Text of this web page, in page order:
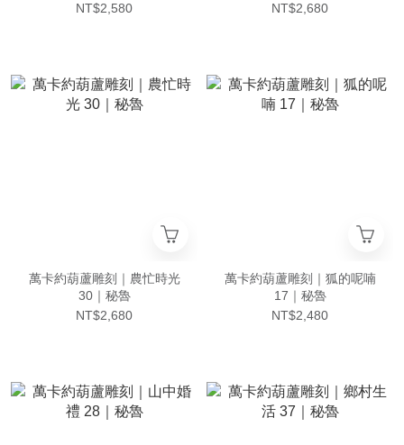
NT$2,580
NT$2,680
萬卡約葫蘆雕刻｜農忙時光
30｜秘魯
NT$2,680
萬卡約葫蘆雕刻｜狐的呢喃
17｜秘魯
NT$2,480